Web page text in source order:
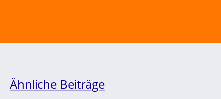
Ähnliche Beiträge